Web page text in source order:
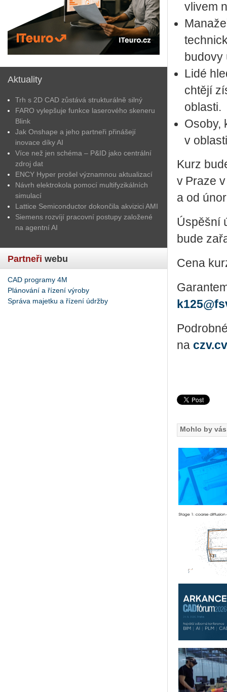
Aktuality
Trh s 2D CAD zůstává strukturálně silný
FARO vylepšuje funkce laserového skeneru
Blink
Jak Onshape a jeho partneři přinášejí
inovace díky AI
Více než jen schéma – P&ID jako centrální
zdroj dat
ENCY Hyper prošel významnou aktualizací
Návrh elektrokola pomocí multifyzikálních
simulací
Lattice Semiconductor dokončila akvizici AMI
Siemens rozvíjí pracovní postupy založené
na agentní AI
Partneři webu
CAD programy 4M
Plánování a řízení výroby
Správa majetku a řízení údržby
vli­vem
bu­do­vy
Lidé
chtě­jí
ob­las­ti.
Osoby,
v
Kurz
v Praze
a od
Úspěš­ní
bude
Cena
na
Mohlo by